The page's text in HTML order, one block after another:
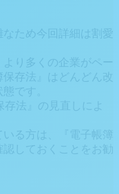
なため今回詳細は割愛
り多くの企業がペー
存法』はどんどん改
です。
存法』の見直しによ
る方は、『電子帳簿
しておくことをお勧